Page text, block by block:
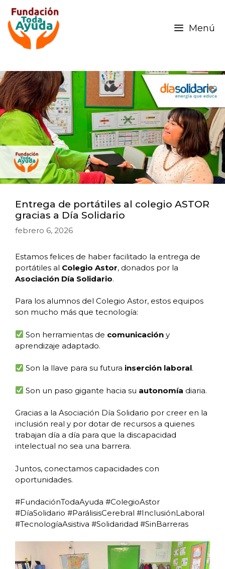
Menú
Entrega de portátiles al colegio ASTOR
gracias a Día Solidario
febrero 6, 2026
Estamos felices de haber facilitado la entrega de
portátiles al Colegio Astor, donados por la
Asociación Día Solidario.
Para los alumnos del Colegio Astor, estos equipos
son mucho más que tecnología:
Son herramientas de comunicación y
aprendizaje adaptado.
Son la llave para su futura inserción laboral.
Son un paso gigante hacia su autonomía diaria.
Gracias a la Asociación Día Solidario por creer en la
inclusión real y por dotar de recursos a quienes
trabajan día a día para que la discapacidad
intelectual no sea una barrera.
Juntos, conectamos capacidades con
oportunidades.
#FundaciónTodaAyuda #ColegioAstor
#DíaSolidario #ParálisisCerebral #InclusiónLaboral
#TecnologíaAsistiva #Solidaridad #SinBarreras